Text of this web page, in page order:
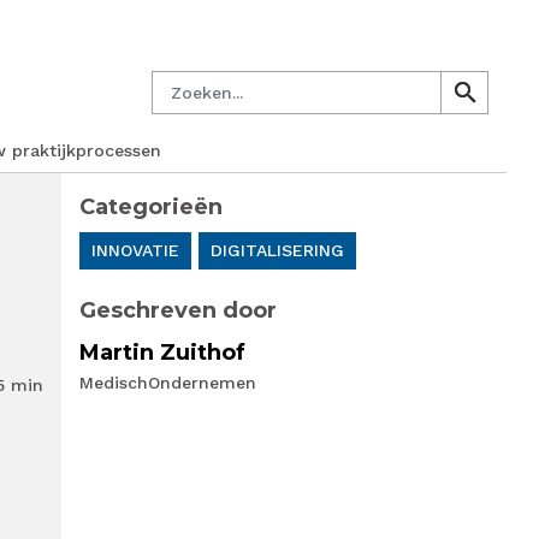
Zoeken
search
search
praktijkprocessen
min
Categorieën
INNOVATIE DIGITALISERING
Geschreven door
Martin Zuithof
MedischOndernemen